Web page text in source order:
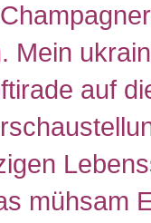
Mein
auf
mühsam